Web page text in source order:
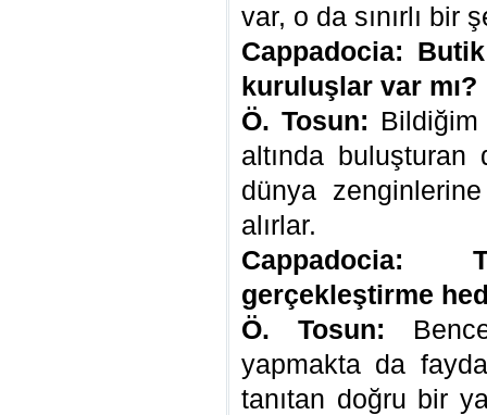
var, o da sınırlı bir
Cappadocia:
kuruluşlar var mı?
Ö. Tosun: Bildiğim
altında
dünya
alırlar.
Cappadocia:
gerçekleştirme
Ö. Tosun:
yapmakta da
tanıtan doğru bir